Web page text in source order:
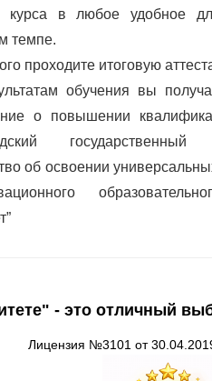
курса в любое удобное
темпе.
проходите итоговую
обучения вы
о повышении
об освоении
- это отличный
Лицензия №3101 от